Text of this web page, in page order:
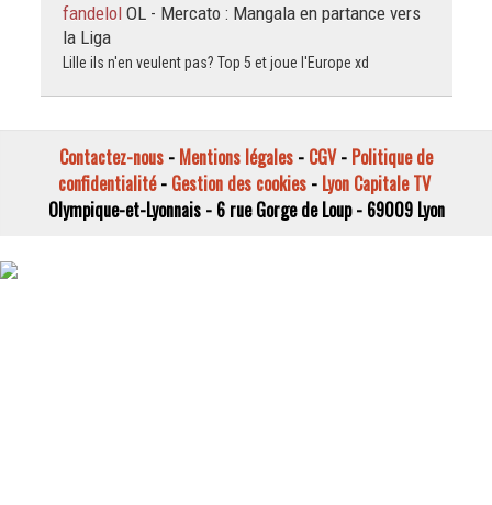
fandelol OL - Mercato : Mangala en partance vers
la Liga
Lille ils n'en veulent pas? Top 5 et joue l'Europe xd
Contactez-nous - Mentions légales - CGV- Politique de
confidentialité- Gestion des cookies- Lyon Capitale TV
Olympique-et-Lyonnais - 6 rue Gorge de Loup - 69009 Lyon